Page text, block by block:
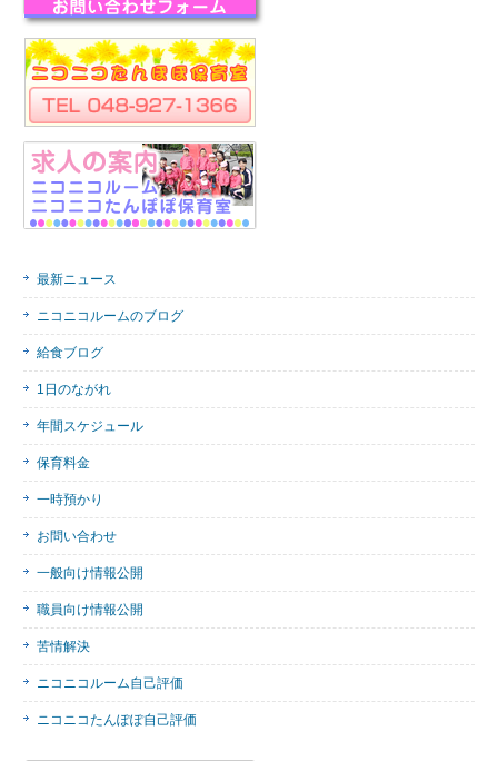
最新ニュース
ニコニコルームのブログ
給食ブログ
1日のながれ
年間スケジュール
保育料金
一時預かり
お問い合わせ
一般向け情報公開
職員向け情報公開
苦情解決
ニコニコルーム自己評価
ニコニコたんぽぽ自己評価